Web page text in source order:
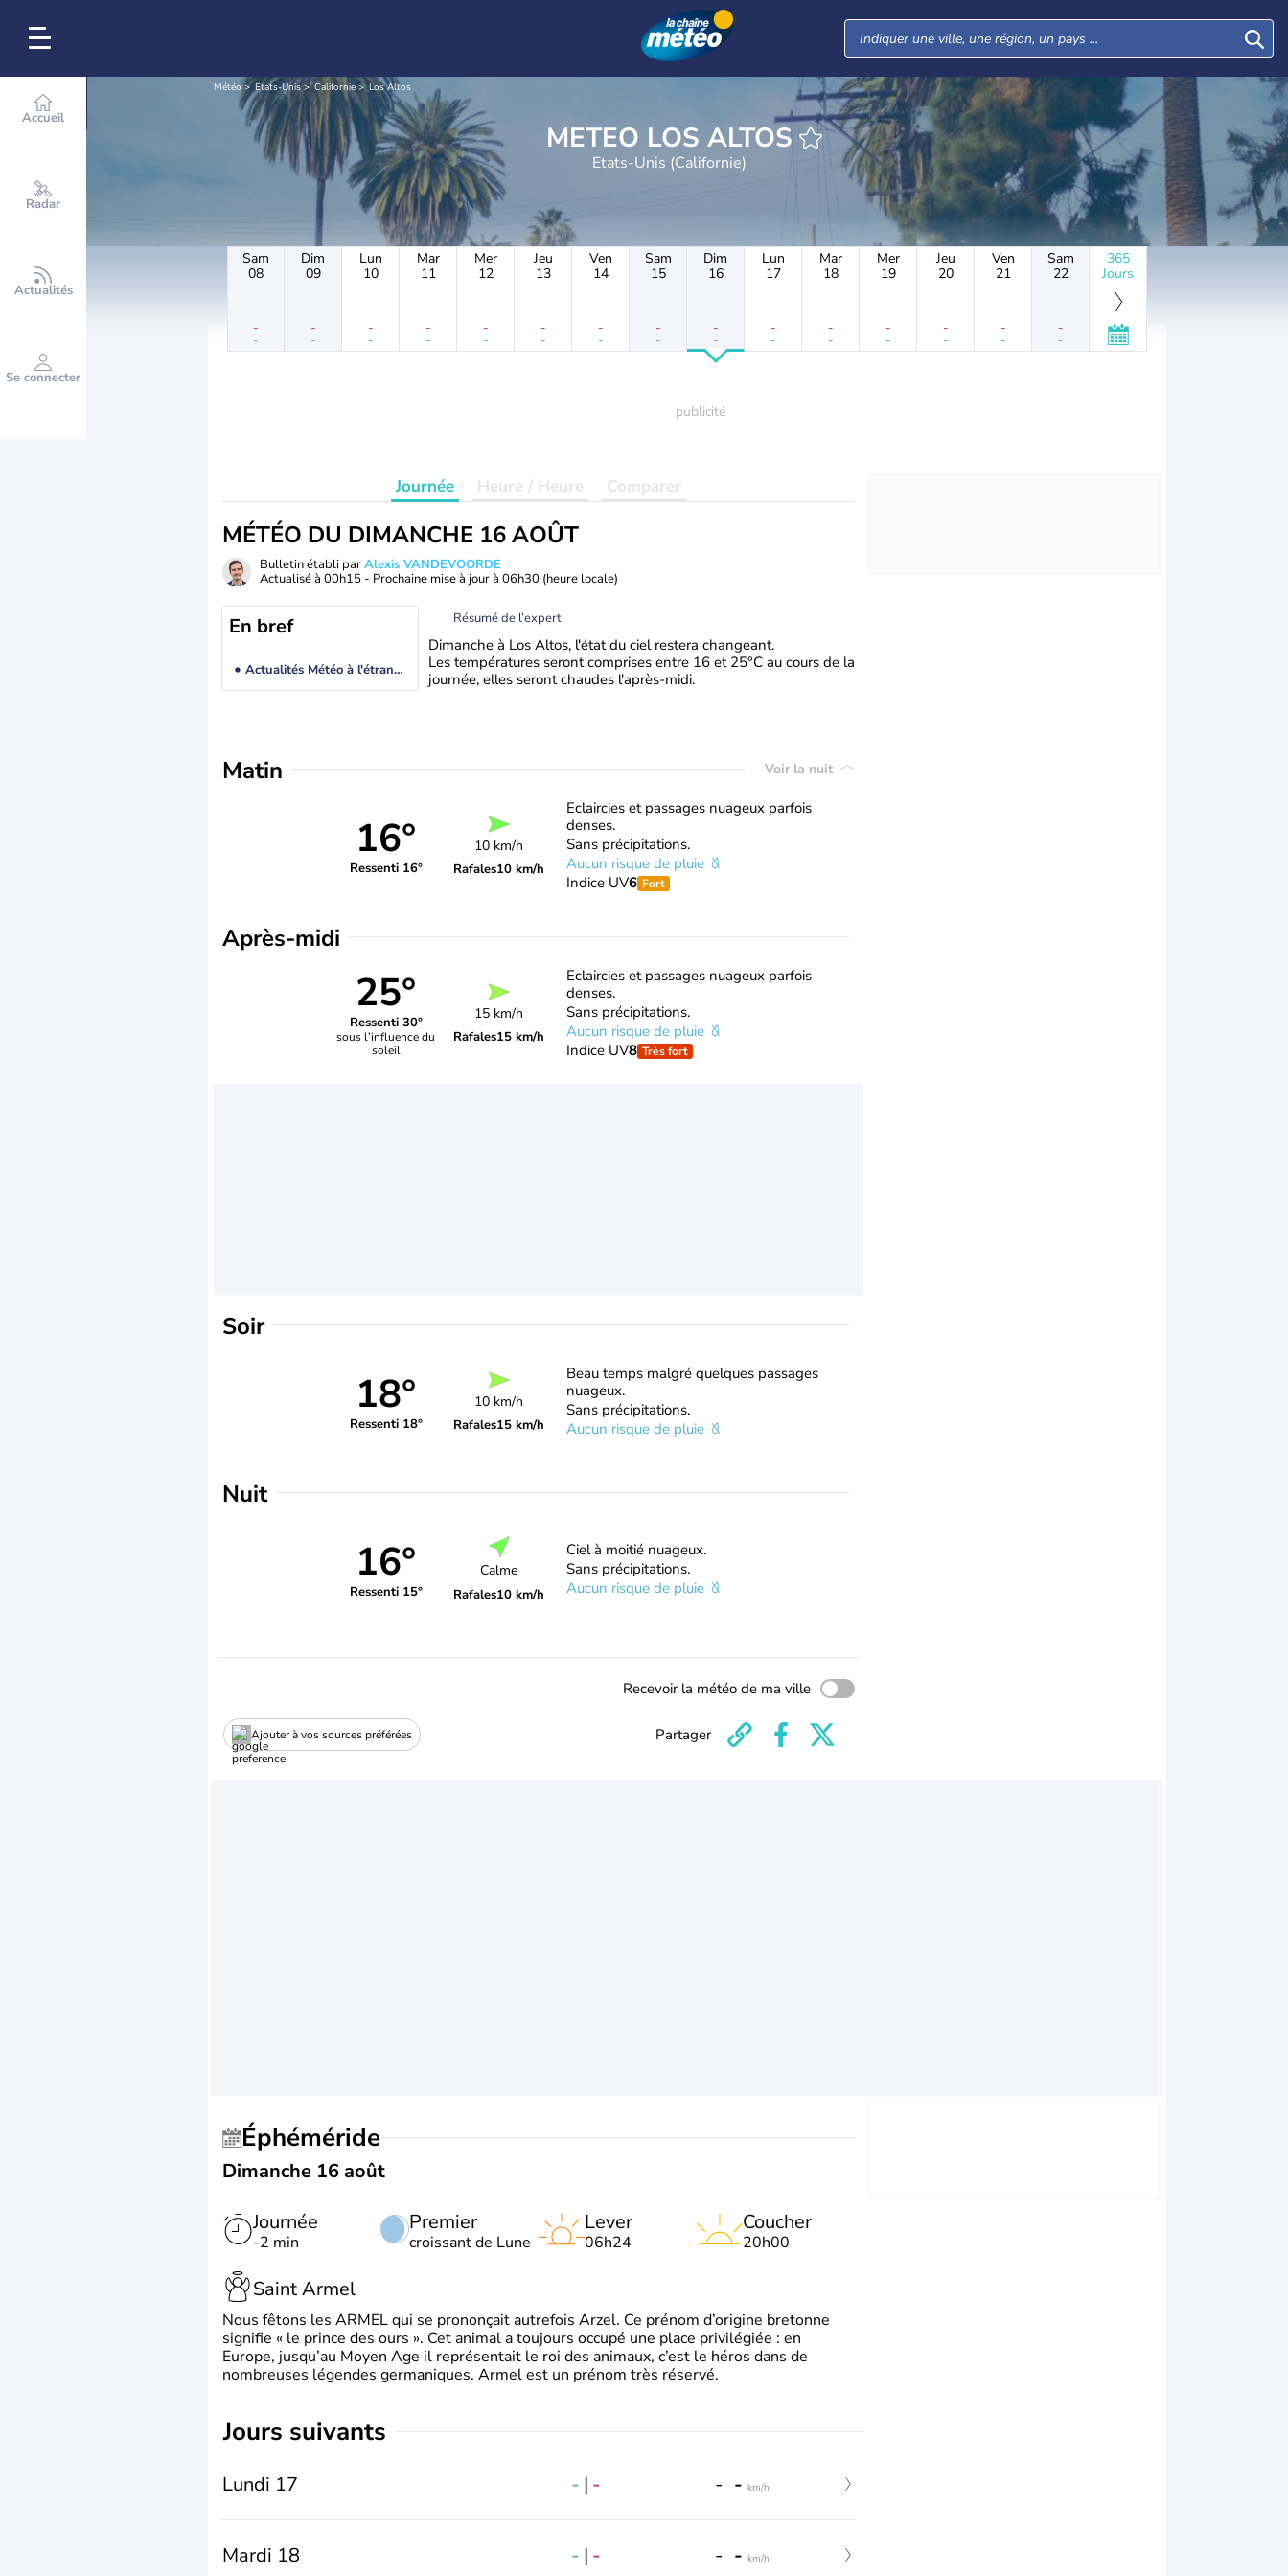
Accueil
Radar
Actualités
Se connecter
Météo Etats-Unis Californie Los Altos
METEO LOS ALTOS
Etats-Unis (Californie)
Sam
08
-
-
Dim
09
-
-
Lun
10
-
-
Mar
11
-
-
Mer
12
-
-
Jeu
13
-
-
Ven
14
-
-
Sam
15
-
-
Dim
16
-
-
Lun
17
-
-
Mar
18
-
-
Mer
19
-
-
Jeu
20
-
-
Ven
21
-
-
Sam
22
-
-
365
Jours
Journée Heure / Heure Comparer
MÉTÉO DU DIMANCHE 16 AOÛT
Bulletin établi parAlexis VANDEVOORDE
Actualisé à 00h15 - Prochaine mise à jour à 06h30 (heure locale)
En bref
Actualités Météo à l'étranger
Résumé de l’expert
Dimanche à Los Altos, l'état du ciel restera changeant.
Les températures seront comprises entre 16 et 25°C au cours de la
journée, elles seront chaudes l'après-midi.
Matin Voir la nuit
16°
Ressenti 16°
10 km/h
Rafales10 km/h
Eclaircies et passages nuageux parfois
denses.
Sans précipitations.
Aucun risque de pluie
Indice UV6 Fort
Après-midi
25°
Ressenti 30°
sous l’influence du
soleil
15 km/h
Rafales15 km/h
Eclaircies et passages nuageux parfois
denses.
Sans précipitations.
Aucun risque de pluie
Indice UV8 Très fort
Soir
18°
Ressenti 18°
10 km/h
Rafales15 km/h
Beau temps malgré quelques passages
nuageux.
Sans précipitations.
Aucun risque de pluie
Nuit
16°
Ressenti 15°
Calme
Rafales10 km/h
Ciel à moitié nuageux.
Sans précipitations.
Aucun risque de pluie
Recevoir la météo de ma ville
Ajouter à vos sources préférées Partager
Éphéméride
Dimanche 16 août
Journée
-2 min
Premier
croissant de Lune
Lever
06h24
Coucher
20h00
Saint Armel
Nous fêtons les ARMEL qui se prononçait autrefois Arzel. Ce prénom d’origine bretonne
signifie « le prince des ours ». Cet animal a toujours occupé une place privilégiée : en
Europe, jusqu’au Moyen Age il représentait le roi des animaux, c’est le héros dans de
nombreuses légendes germaniques. Armel est un prénom très réservé.
jours suivants
Lundi 17 - | - - - km/h
Mardi 18 - | - - - km/h